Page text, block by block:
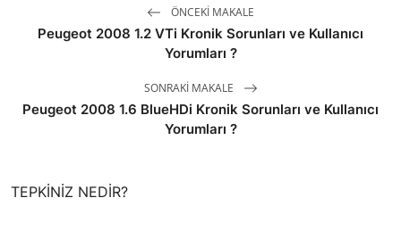
ÖNCEKI MAKALE
Peugeot 2008 1.2 VTi Kronik Sorunları ve Kullanıcı
Yorumları ?
SONRAKI MAKALE
Peugeot 2008 1.6 BlueHDi Kronik Sorunları ve Kullanıcı
Yorumları ?
TEPKINIZ NEDIR?